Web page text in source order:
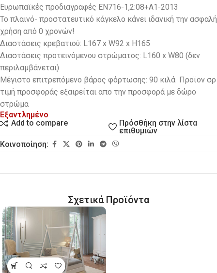
Ευρωπαϊκές προδιαγραφές EN716-1,2:08+A1-2013
Το πλαινό- προστατευτικό κάγκελο κάνει ιδανική την ασφαλή
χρήση από 0 χρονών!
Διαστάσεις κρεβατιού: L167 x W92 x H165
Διαστάσεις προτεινόμενου στρώματος: L160 x W80 (δεν
περιλαμβάνεται)
Μέγιστο επιτρεπόμενο βάρος φόρτωσης: 90 κιλά Προϊον σρ
τιμή προσφοράς εξαιρείται απο την προσφορά με δώρο
στρώμα
Εξαντλημένο
Add to compare
Πρόσθήκη στην λίστα
επιθυμιών
Κοινοποίηση:
Σχετικά Προϊόντα